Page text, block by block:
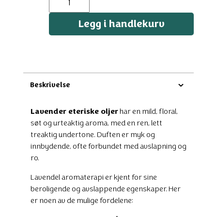
Legg i handlekurv
Beskrivelse
Lavender eteriske oljerhar en mild, floral,
søt og urteaktig aroma, med en ren, lett
treaktig undertone. Duften er myk og
innbydende, ofte forbundet med avslapning og
ro.
Lavendel aromaterapi er kjent for sine
beroligende og avslappende egenskaper. Her
er noen av de mulige fordelene: